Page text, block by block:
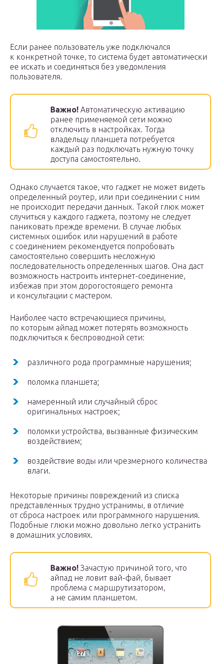
Если ранее пользователь уже подключался
к конкретной точке, то система будет автоматически
ее искать и соединяться без уведомления
пользователя.
Важно! Автоматическую активацию
ранее применяемой сети можно
отключить в настройках. Тогда
владельцу планшета потребуется
каждый раз подключать нужную точку
доступа самостоятельно.
Однако случается такое, что гаджет не может видеть
определенный роутер, или при соединении с ним
не происходит передачи данных. Такой глюк может
случиться у каждого гаджета, поэтому не следует
паниковать прежде времени. В случае любых
системных ошибок или нарушений в работе
с соединением рекомендуется попробовать
самостоятельно совершить несложную
последовательность определенных шагов. Она даст
возможность настроить интернет-соединение,
избежав при этом дорогостоящего ремонта
и консультации с мастером.
Наиболее часто встречающиеся причины,
по которым айпад может потерять возможность
подключиться к беспроводной сети:
различного рода программные нарушения;
поломка планшета;
намеренный или случайный сброс
оригинальных настроек;
поломки устройства, вызванные физическим
воздействием;
воздействие воды или чрезмерного количества
влаги.
Некоторые причины повреждений из списка
представленных трудно устранимы, в отличие
от сброса настроек или программного нарушения.
Подобные глюки можно довольно легко устранить
в домашних условиях.
Важно! Зачастую причиной того, что
айпад не ловит вай-фай, бывает
проблема с маршрутизатором,
а не самим планшетом.